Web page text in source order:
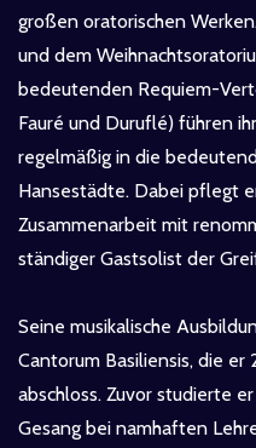
großen oratorischen
und dem
bedeutenden Requiem-
Fauré und Duruflé) führen
regelmäßig in die
Hansestädte. Dabei pflegt
Zusammenarbeit mit
ständiger Gastsolist der
Seine musikalische
Cantorum Basiliensis, die er
abschloss. Zuvor studierte
Gesang bei namhaften